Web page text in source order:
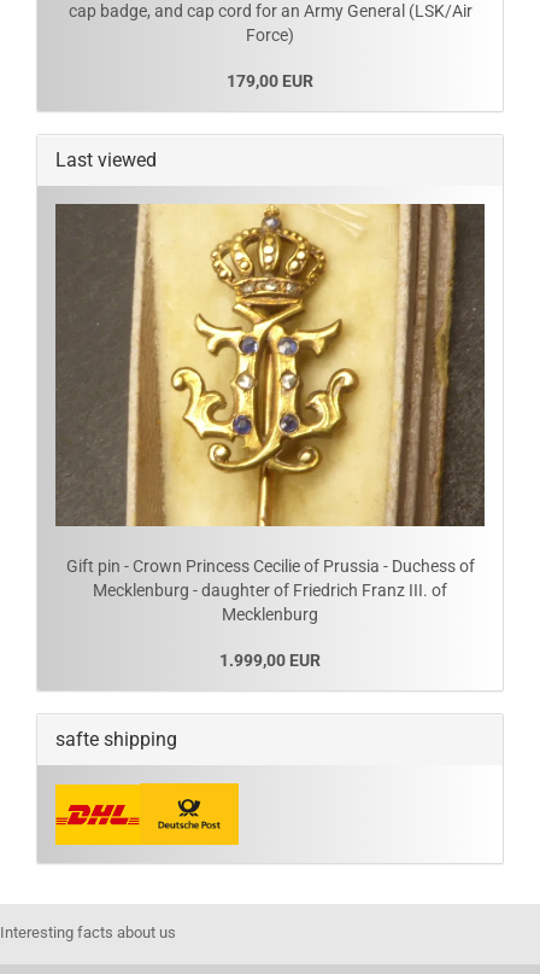
cap badge, and cap cord for an Army General (LSK/Air
Force)
179,00 EUR
Last viewed
Gift pin - Crown Princess Cecilie of Prussia - Duchess of
Mecklenburg - daughter of Friedrich Franz III. of
Mecklenburg
1.999,00 EUR
safte shipping
Interesting facts about us